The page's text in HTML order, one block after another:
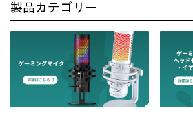
製品カテゴリー